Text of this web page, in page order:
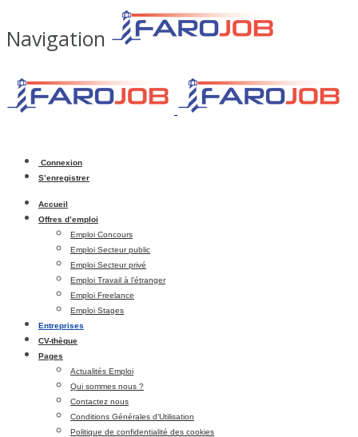
Navigation
Connexion
S’enregistrer
Accueil
Offres d’emploi
Emploi Concours
Emploi Secteur public
Emploi Secteur privé
Emploi Travail à l’étranger
Emploi Freelance
Emploi Stages
Entreprises
CV-thèque
Pages
Actualités Emploi
Qui sommes nous ?
Contactez nous
Conditions Générales d’Utilisation
Politique de confidentialité des cookies